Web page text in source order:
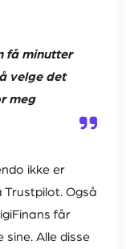
få minutter
velge det
meg
ikke er
Også
får
Alle disse